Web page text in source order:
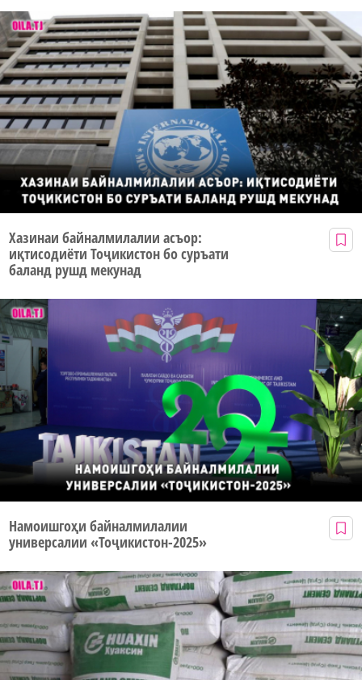
Хазинаи байналмилалии асъор:
иқтисодиёти Тоҷикистон бо суръати
баланд рушд мекунад
Намоишгоҳи байналмилалии
универсалии «Тоҷикистон-2025»